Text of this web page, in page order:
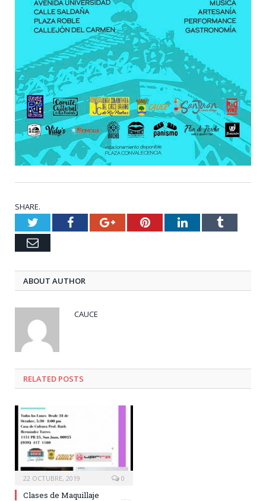
SHARE.
TwitterFacebookGoogle+PinterestLinkedInTumblr
Email
ABOUT AUTHOR
CAUCE
RELATED POSTS
22 OCTUBRE, 2019 0
Clases de Maquillaje